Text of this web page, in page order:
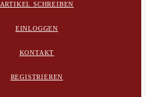
ARTIKEL SCHREIBEN
EINLOGGEN
KONTAKT
REGISTRIEREN